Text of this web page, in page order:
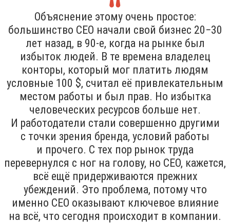
Объяснение этому очень простое:
большинство CEO начали свой бизнес 20−30
лет назад, в 90-е, когда на рынке был
избыток людей. В те времена владелец
конторы, который мог платить людям
условные 100 $, считал её привлекательным
местом работы и был прав. Но избытка
человеческих ресурсов больше нет.
И работодатели стали совершенно другими
с точки зрения бренда, условий работы
и прочего. С тех пор рынок труда
перевернулся с ног на голову, но CEO, кажется,
всё ещё придерживаются прежних
убеждений. Это проблема, потому что
именно CEO оказывают ключевое влияние
на всё, что сегодня происходит в компании.